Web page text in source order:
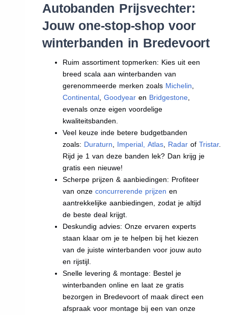
Autobanden Prijsvechter:
Jouw one-stop-shop voor
winterbanden in Bredevoort
Ruim assortiment topmerken: Kies uit een
breed scala aan winterbanden van
gerenommeerde merken zoals Michelin
Continental ,Goodyear en Bridgestone
evenals onze eigen voordelige
kwaliteitsbanden.
Veel keuze inde betere budgetbanden
zoals: Duraturn Imperial Atlas Radar ofTristar.
Rijd je 1 van deze banden lek? Dan krijg je
gratis een nieuwe!
Scherpe prijzen & aanbiedingen: Profiteer
van onzeconcurrerende prijzen en
aantrekkelijke aanbiedingen, zodat je altijd
de beste deal krijgt.
Deskundig advies: Onze ervaren experts
staan klaar om je te helpen bij het kiezen
van de juiste winterbanden voor jouw auto
en rijstijl.
Snelle levering & montage: Bestel je
winterbanden online en laat ze gratis
bezorgen in Bredevoort of maak direct een
afspraak voor montage bij een van onze